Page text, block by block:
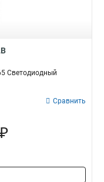
Светодиодный
Сравнить